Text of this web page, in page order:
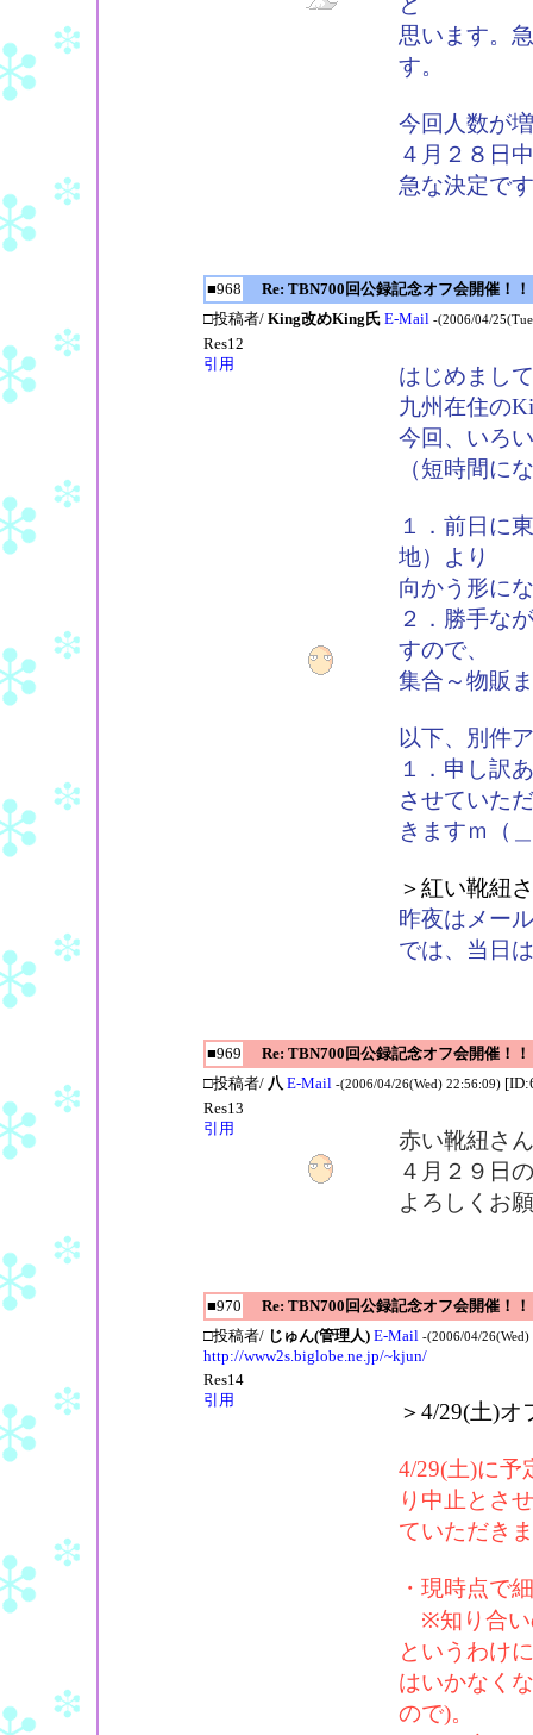
思います。
す。
今回人数が
４月２８日
急な決定で
■968 Re: TBN700回公録記念オフ会開催！！
□投稿者/ King改めKing氏 E-Mail -(2006/04/
Res12
引用
はじめまし
九州在住の
今回、いろ
（短時間に
１．前日に
地）より
向かう形に
２．勝手な
すので、
集合～物販
以下、別件
１．申し訳
させていただ
きますｍ（
＞紅い靴紐
昨夜はメー
では、当日
■969 Re: TBN700回公録記念オフ会開催！！
□投稿者/ 八 E-Mail -(2006/04/26(Wed) 22:56:09)
Res13
引用
赤い靴紐さ
４月２９日
よろしくお
■970 Re: TBN700回公録記念オフ会開催！！
□投稿者/ じゅん(管理人) E-Mail -(2006/04/26(Wed)
http://www2s.biglobe.ne.jp/~kjun/
Res14
引用
＞4/29(土)
4/29(土)に予
り中止とさせ
ていただき
・現時点で
※知り合い
というわけに
はいかなく
ので)。